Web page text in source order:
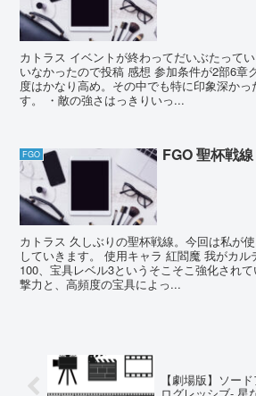
カトラス イベントが終わってだいぶたって
いなかったので投稿 感想 参加条件が2部6章
度はかなり高め。その中でも特に印象深かっ
す。 ・敵の強さはっきりいっ...
FGO FGO 聖杯戦
カトラス 久しぶりの聖杯戦線。今回は私が
していきます。 使用キャラ 紅閻魔 我がカ
100、宝具レベル3というそこそこ強化され
撃力と、高頻度の宝具によっ...
【劇場版】ソー